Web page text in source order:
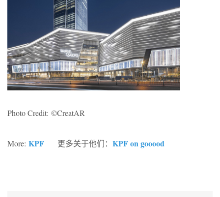
Photo Credit: ©CreatAR
More: KPF 更多关于他们： KPF on gooood